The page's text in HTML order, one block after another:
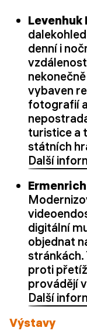
Levenhuk
denní i
vybaven
fotografií
turistice a
státních
Další
digitální
objednat
proti
provádějí
Další
Výstavy